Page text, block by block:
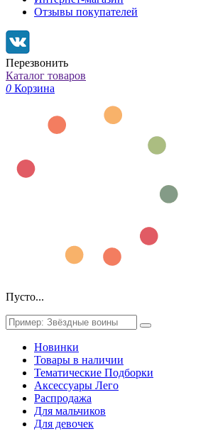
Отзывы покупателей
Перезвонить
Каталог товаров
0 Корзина
Пусто...
Новинки
Товары в наличии
Тематические Подборки
Аксессуары Лего
Распродажа
Для мальчиков
Для девочек